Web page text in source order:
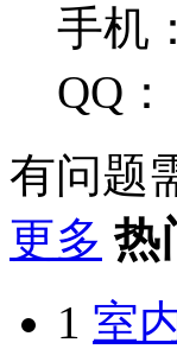
手机
QQ：
有问题
更多 热
1 室